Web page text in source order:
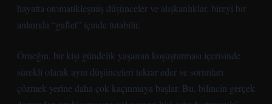
hayatta otomatikleşmiş düşünceler ve alışkanlıklar, bireyi bir
anlamda “gaflet” içinde tutabilir.
Örneğin, bir kişi gündelik yaşamın koşuşturması içerisinde
sürekli olarak aynı düşünceleri tekrar eder ve sorunları
çözmek yerine daha çok kaçınmaya başlar. Bu, bilincin gerçek